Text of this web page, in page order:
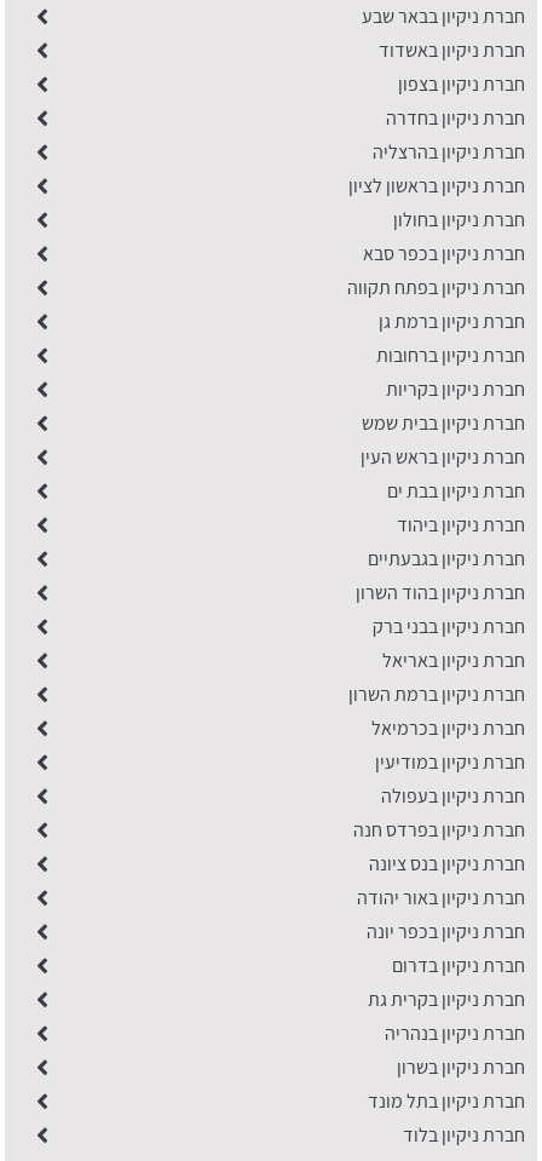
חברת ניקיון בבאר שבע
חברת ניקיון באשדוד
חברת ניקיון בצפון
חברת ניקיון בחדרה
חברת ניקיון בהרצליה
חברת ניקיון בראשון לציון
חברת ניקיון בחולון
חברת ניקיון בכפר סבא
חברת ניקיון בפתח תקווה
חברת ניקיון ברמת גן
חברת ניקיון ברחובות
חברת ניקיון בקריות
חברת ניקיון בבית שמש
חברת ניקיון בראש העין
חברת ניקיון בבת ים
חברת ניקיון ביהוד
חברת ניקיון בגבעתיים
חברת ניקיון בהוד השרון
חברת ניקיון בבני ברק
חברת ניקיון באריאל
חברת ניקיון ברמת השרון
חברת ניקיון בכרמיאל
חברת ניקיון במודיעין
חברת ניקיון בעפולה
חברת ניקיון בפרדס חנה
חברת ניקיון בנס ציונה
חברת ניקיון באור יהודה
חברת ניקיון בכפר יונה
​חברת ניקיון בדרום
חברת ניקיון בקרית גת
חברת ניקיון בנהריה
חברת ניקיון בשרון
חברת ניקיון בתל מונד
חברת ניקיון בלוד